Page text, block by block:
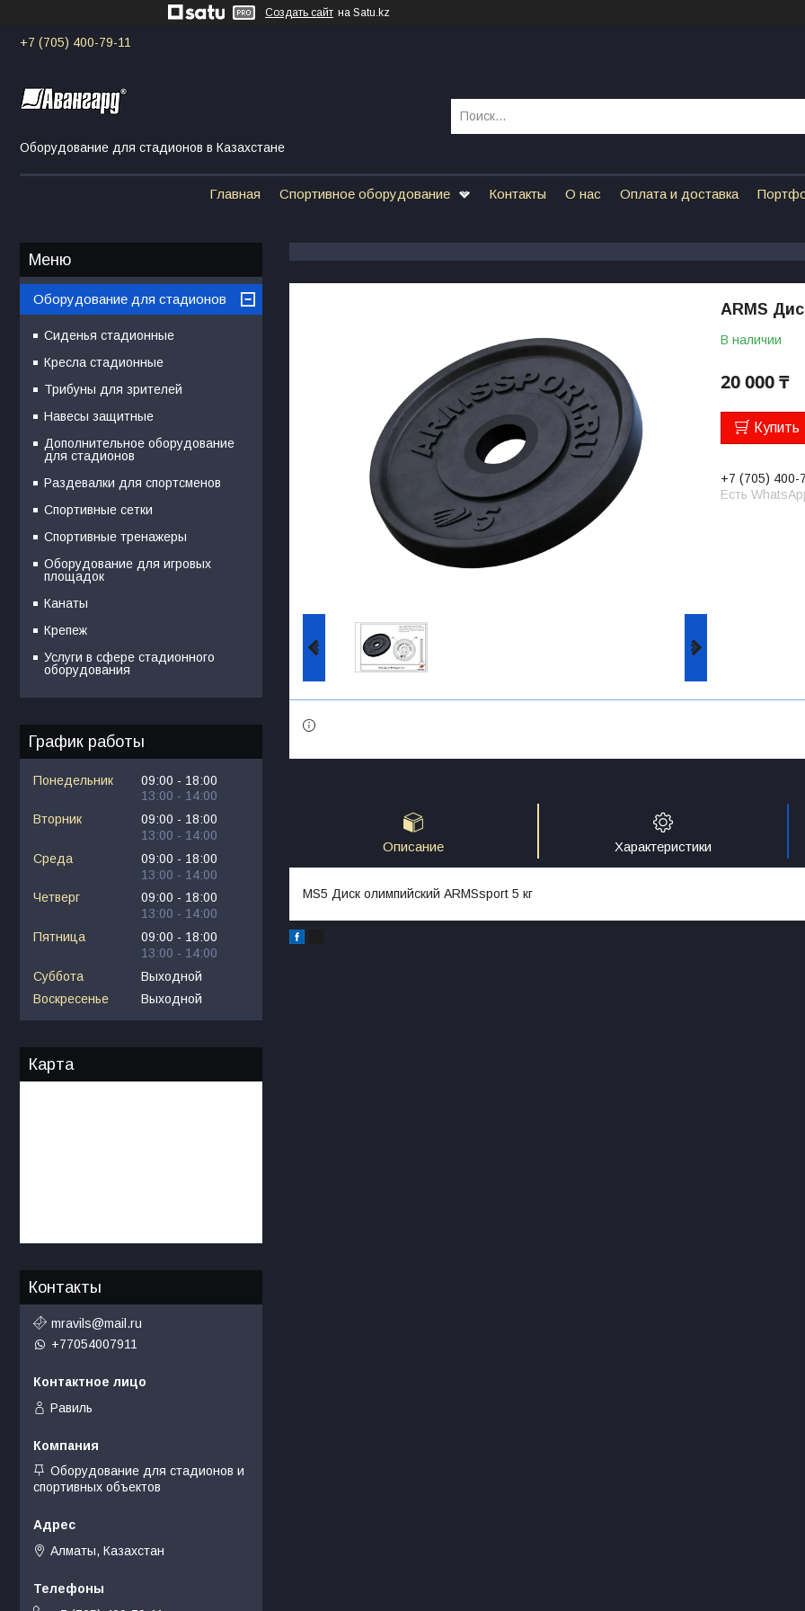
Создать сайт на Satu.kz
+7 (705) 400-79-11
Оборудование для стадионов в Казахстане
Главная Спортивное оборудование Контакты О нас Оплата и доставка
ARMS
В наличии
20 000 ₸
Купить
+7 (705) 400-
Есть
Описание Характеристики
MS5 Диск олимпийский ARMSsport 5 кг
Оборудование для стадионов
Сиденья стадионные
Кресла стадионные
Трибуны для зрителей
Навесы защитные
Дополнительное оборудование
для стадионов
Раздевалки для спортсменов
Спортивные сетки
Спортивные тренажеры
Оборудование для игровых
площадок
Канаты
Крепеж
Услуги в сфере стадионного
оборудования
График работы
Понедельник 09:00
18:00
13:00
14:00
Вторник
09:00
18:00
13:00
14:00
Среда
09:00
18:00
13:00
14:00
Четверг
09:00
18:00
13:00
14:00
Пятница
09:00
18:00
13:00
14:00
Суббота
Выходной
Воскресенье
Выходной
Карта
Контакты
mravils@mail.ru
+77054007911
Равиль
Оборудование для стадионов и
спортивных объектов
Алматы, Казахстан